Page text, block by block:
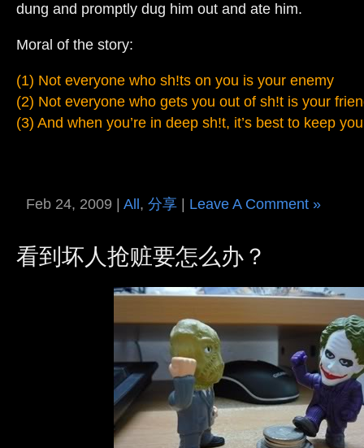
dung and promptly dug him out and ate him.
Moral of the story:
(1) Not everyone who sh!ts on you is your enemy
(2) Not everyone who gets you out of sh!t is your
(3) And when you’re in deep sh!t, it’s best to keep
Feb 24, 2009 | All , 分享 Leave A Comment »
看到坏人抢赃要怎么办？